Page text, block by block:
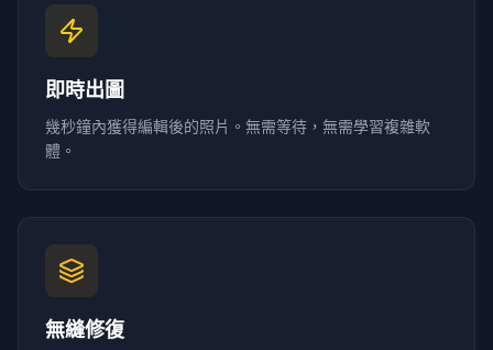
即時出圖
幾秒鐘內獲得編輯後的照片。無需等待，無需學習複雜軟
體。
無縫修復